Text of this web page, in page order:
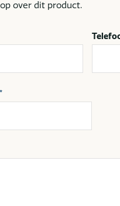
over dit product.
*